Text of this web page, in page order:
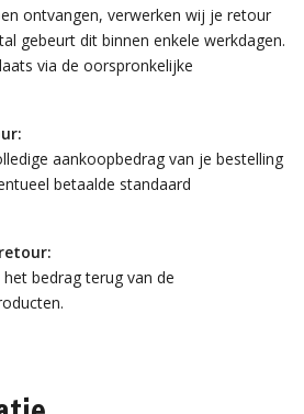
ontvangen, verwerken wij je retour
gebeurt dit binnen enkele werkdagen.
via de oorspronkelijke
aankoopbedrag van je bestelling
betaalde standaard
bedrag terug van de